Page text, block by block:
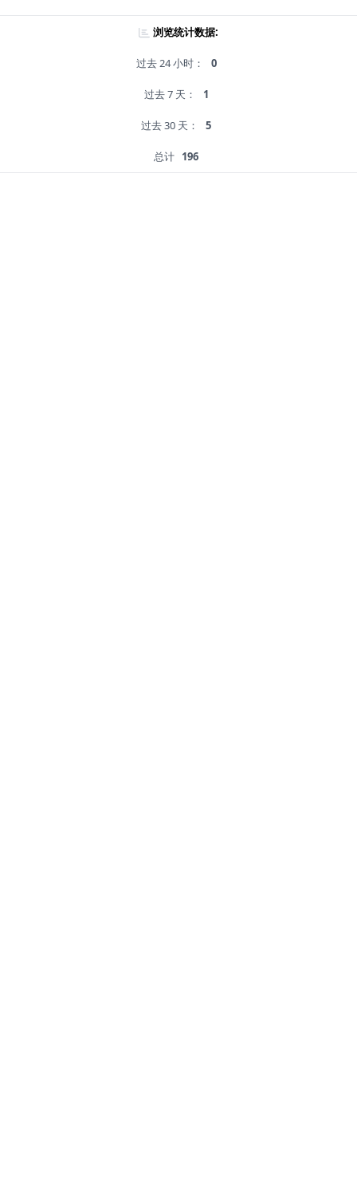
浏览统计数据:
过去 24 小时： 0
过去 7 天： 1
过去 30 天： 5
总计 196